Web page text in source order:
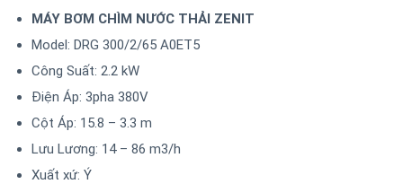
MÁY BƠM CHÌM NƯỚC THẢI ZENIT
Model: DRG 300/2/65 A0ET5
Công Suất: 2.2 kW
Điện Áp: 3pha 380V
Cột Áp: 15.8 – 3.3 m
Lưu Lương: 14 – 86 m3/h
Xuất xứ: Ý